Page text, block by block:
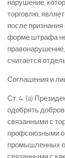
нарушение,
торговлю,
после
форме штрафа
считается
Соглашения и
Ст. 4. (a)
одобрять
связанными с
профсоюзными
промышленных